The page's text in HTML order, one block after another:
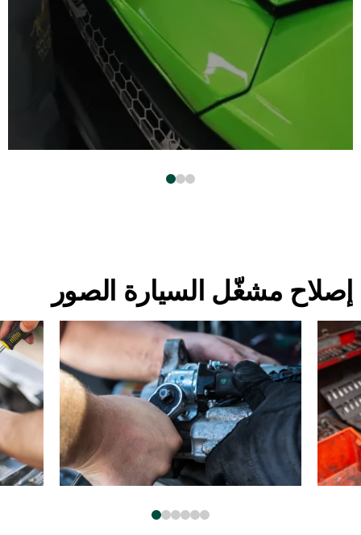
إصلاح مشغّل السيارة الصور